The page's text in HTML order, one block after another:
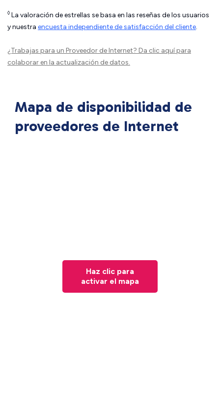
◊ La valoración de estrellas se basa en las reseñas de los usuarios
y nuestra encuesta independiente de satisfacción del cliente.
¿Trabajas para un Proveedor de Internet? Da clic aquípara
colaborar en la actualización de datos.
Mapa de disponibilidad de
proveedores de Internet
Haz clic para
activar el mapa